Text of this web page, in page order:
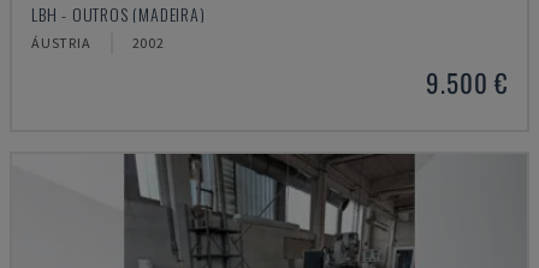
LBH - OUTROS (MADEIRA)
ÁUSTRIA 2002
9.500 €